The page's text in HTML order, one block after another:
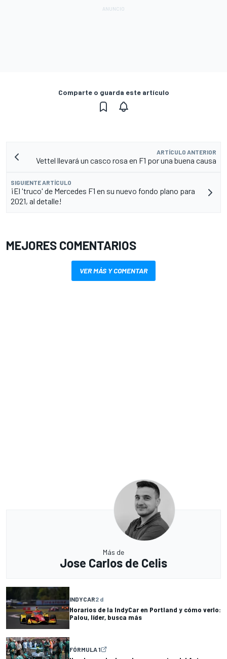
Comparte o guarda este artículo
ARTÍCULO ANTERIOR
Vettel llevará un casco rosa en F1 por una buena causa
SIGUIENTE ARTÍCULO
¡El 'truco' de Mercedes F1 en su nuevo fondo plano para
2021, al detalle!
MEJORES COMENTARIOS
VER MÁS Y COMENTAR
Más de
Jose Carlos de Celis
INDYCAR2 d
Horarios de la IndyCar en Portland y cómo verlo:
Palou, líder, busca más
FÓRMULA 1